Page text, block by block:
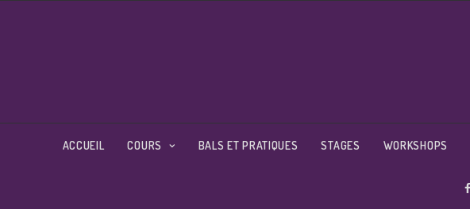
ACCUEIL COURS BALS ET PRATIQUES STAGES WORKSHOPS